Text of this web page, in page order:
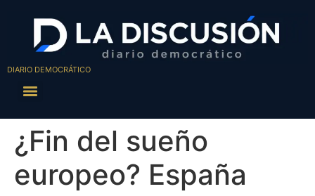
DIARIO DEMOCRÁTICO
¿Fin del sueño
europeo? España